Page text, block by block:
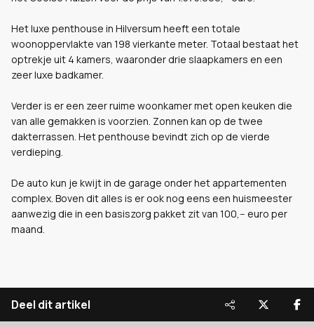
Het luxe penthouse in Hilversum heeft een totale
woonoppervlakte van 198 vierkante meter. Totaal bestaat het
optrekje uit 4 kamers, waaronder drie slaapkamers en een
zeer luxe badkamer.
Verder is er een zeer ruime woonkamer met open keuken die
van alle gemakken is voorzien. Zonnen kan op de twee
dakterrassen. Het penthouse bevindt zich op de vierde
verdieping.
De auto kun je kwijt in de garage onder het appartementen
complex. Boven dit alles is er ook nog eens een huismeester
aanwezig die in een basiszorg pakket zit van 100,-- euro per
maand.
Deel dit artikel